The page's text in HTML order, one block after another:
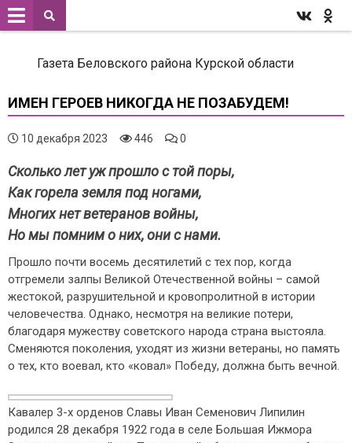
Газета Беловского района Курской области
ИМЕН ГЕРОЕВ НИКОГДА НЕ ПОЗАБУДЕМ!
10 декабря 2023 446 0
Сколько лет уж прошло с той поры,
Как горела земля под ногами,
Многих нет ветеранов войны,
Но мы помним о них, они с нами.
Прошло почти восемь десятилетий с тех пор, когда
отгремели залпы Великой Отечественной войны – самой
жестокой, разрушительной и кровопролитной в истории
человечества. Однако, несмотря на великие потери,
благодаря мужеству советского народа страна выстояла.
Сменяются поколения, уходят из жизни ветераны, но память
о тех, кто воевал, кто «ковал» Победу, должна быть вечной.
Кавалер 3-х орденов Славы Иван Семенович Липилин
родился 28 декабря 1922 года в селе Большая Ижмора